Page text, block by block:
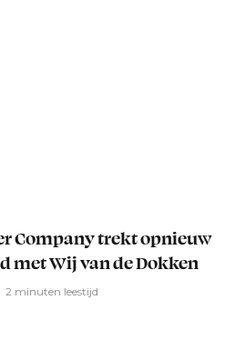
Company trekt opnieuw
met Wij van de Dokken
2 minuten leestijd